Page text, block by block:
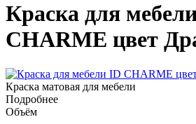
Краска для
CHARME цвет
Краска матовая для мебели
Подробнее
Объём